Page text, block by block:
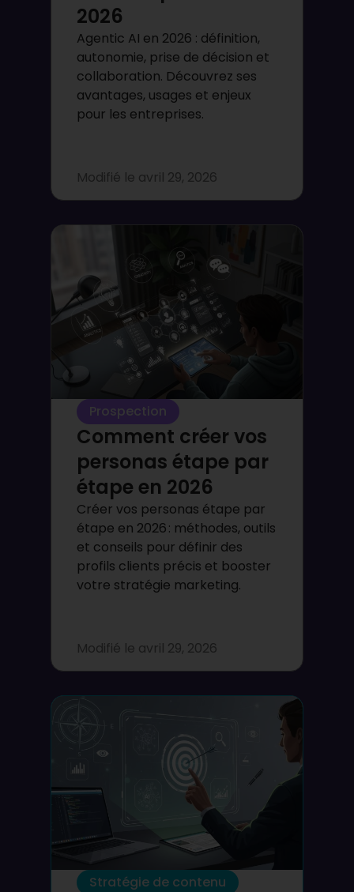
2026
Agentic AI en 2026 : définition,
autonomie, prise de décision et
collaboration. Découvrez ses
avantages, usages et enjeux
pour les entreprises.
Modifié le avril 29, 2026
Prospection
Comment créer vos
personas étape par
étape en 2026
Créer vos personas étape par
étape en 2026 : méthodes, outils
et conseils pour définir des
profils clients précis et booster
votre stratégie marketing.
Modifié le avril 29, 2026
Stratégie de contenu